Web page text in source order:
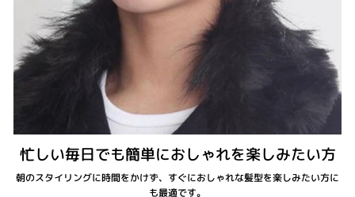
忙しい毎日でも簡単におしゃれを楽しみたい方
朝のスタイリングに時間をかけず、すぐにおしゃれな髪型を楽しみたい方に
も最適です。